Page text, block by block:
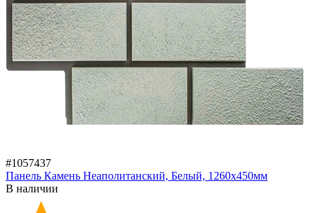
#1057437
Панель Камень Неаполитанский, Белый, 1260х450мм
В наличии